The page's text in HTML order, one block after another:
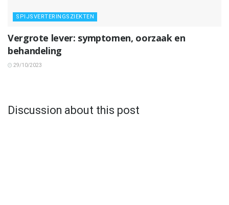
SPIJSVERTERINGSZIEKTEN
Vergrote lever: symptomen, oorzaak en
behandeling
29/10/2023
Discussion about this post